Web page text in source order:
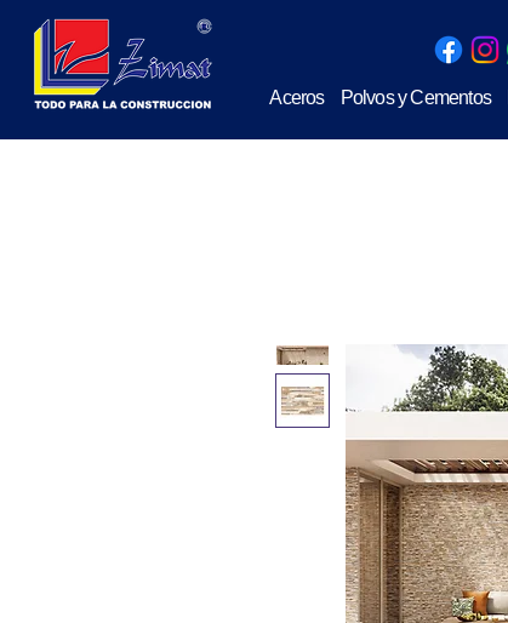
Aceros Polvos y Cementos